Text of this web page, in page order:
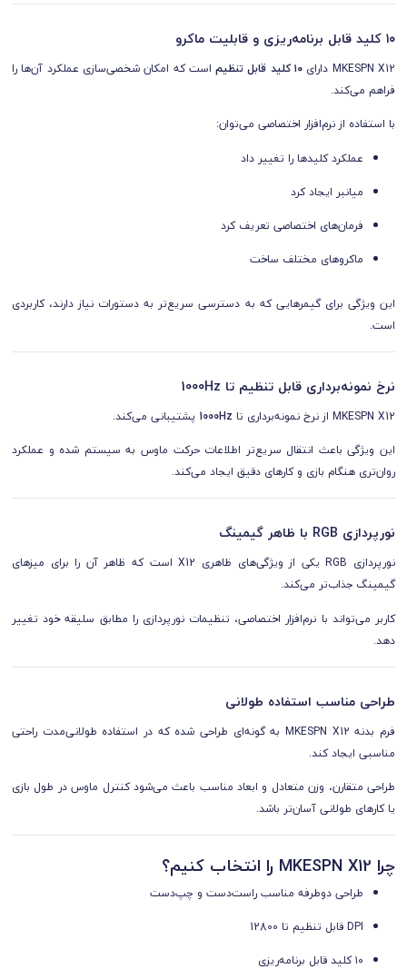
۱۰ کلید قابل برنامه‌ریزی و قابلیت ماکرو
MKESPN X12 دارای ۱۰ کلید قابل تنظیم
است که امکان شخصی‌سازی عملکرد آن‌ها را
فراهم می‌کند.
با استفاده از نرم‌افزار اختصاصی می‌توان:
عملکرد کلیدها را تغییر داد
میانبر ایجاد کرد
فرمان‌های اختصاصی تعریف کرد
ماکروهای مختلف ساخت
این ویژگی برای گیمرهایی که به دسترسی سریع‌تر به دستورات نیاز دارند، کاربردی
است.
نرخ نمونه‌برداری قابل تنظیم تا 1000Hz
MKESPN X12 از نرخ نمونه‌برداری تا 1000Hz پشتیبانی می‌کند.
این ویژگی باعث انتقال سریع‌تر اطلاعات حرکت ماوس به سیستم شده و عملکرد
روان‌تری هنگام بازی و کارهای دقیق ایجاد می‌کند.
نورپردازی RGB با ظاهر گیمینگ
نورپردازی RGB یکی از ویژگی‌های ظاهری X12 است که ظاهر آن را برای میزهای
گیمینگ جذاب‌تر می‌کند.
کاربر می‌تواند با نرم‌افزار اختصاصی، تنظیمات نورپردازی را مطابق سلیقه خود تغییر
دهد.
طراحی مناسب استفاده طولانی
فرم بدنه MKESPN X12 به گونه‌ای طراحی شده که در استفاده طولانی‌مدت راحتی
مناسبی ایجاد کند.
طراحی متقارن، وزن متعادل و ابعاد مناسب باعث می‌شود کنترل ماوس در طول بازی
یا کارهای طولانی آسان‌تر باشد.
چرا MKESPN X12 را انتخاب کنیم؟
طراحی دوطرفه مناسب راست‌دست و چپ‌دست
DPI قابل تنظیم تا 12800
۱۰ کلید قابل برنامه‌ریزی